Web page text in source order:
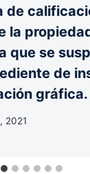
de
la
que se
de
gráfica.
2021